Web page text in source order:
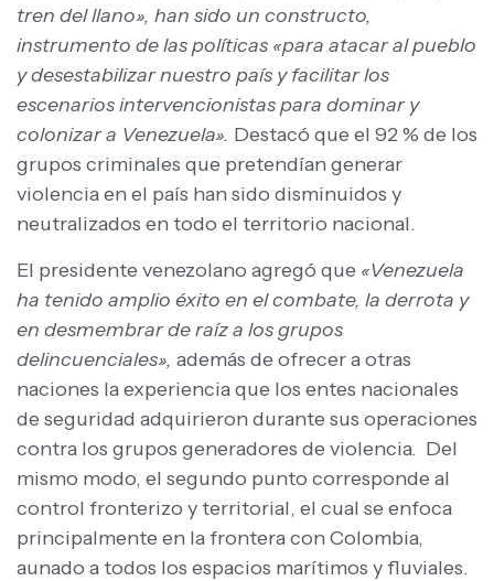
tren del llano», han sido un constructo,
instrumento de las políticas «para atacar al pueblo
y desestabilizar nuestro país y facilitar los
escenarios intervencionistas para dominar y
colonizar a Venezuela». Destacó que el 92 % de los
grupos criminales que pretendían generar
violencia en el país han sido disminuidos y
neutralizados en todo el territorio nacional.
El presidente venezolano agregó que «Venezuela
ha tenido amplio éxito en el combate, la derrota y
en desmembrar de raíz a los grupos
delincuenciales», además de ofrecer a otras
naciones la experiencia que los entes nacionales
de seguridad adquirieron durante sus operaciones
contra los grupos generadores de violencia. Del
mismo modo, el segundo punto corresponde al
control fronterizo y territorial, el cual se enfoca
principalmente en la frontera con Colombia,
aunado a todos los espacios marítimos y fluviales.